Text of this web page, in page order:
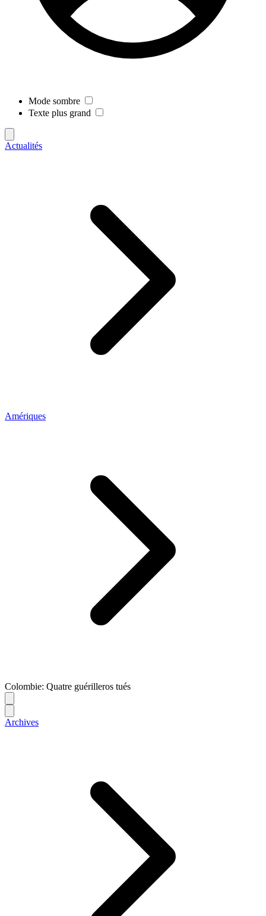
Mode sombre
Texte plus grand
Actualités
Amériques
Colombie: Quatre guérilleros tués
Archives